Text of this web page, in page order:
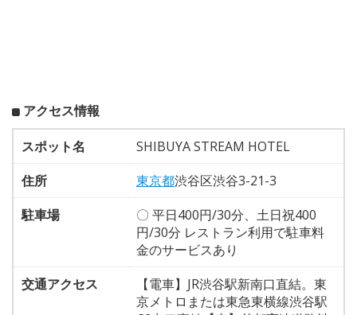
アクセス情報
スポット名
SHIBUYA STREAM HOTEL
住所
東京都渋谷区渋谷3-21-3
駐車場
〇 平日400円/30分、土日祝400
円/30分 レストラン利用で駐車料
金のサービスあり
交通アクセス
【電車】JR渋谷駅新南口直結。東
京メトロまたは東急東横線渋谷駅